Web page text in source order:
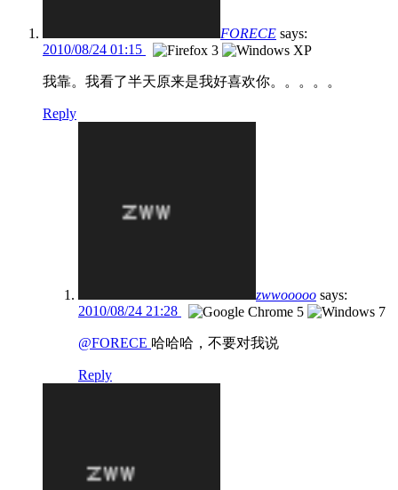
FORECE says:
2010/08/24 01:15
我靠。我看了半天原来是我好喜欢你。。。。。
Reply
zwwooooo says:
2010/08/24 21:28
@FORECE 哈哈哈，不要对我说
Reply